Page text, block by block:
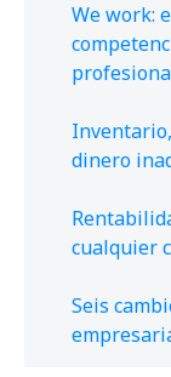
We work:
dinero
cualquier
Seis